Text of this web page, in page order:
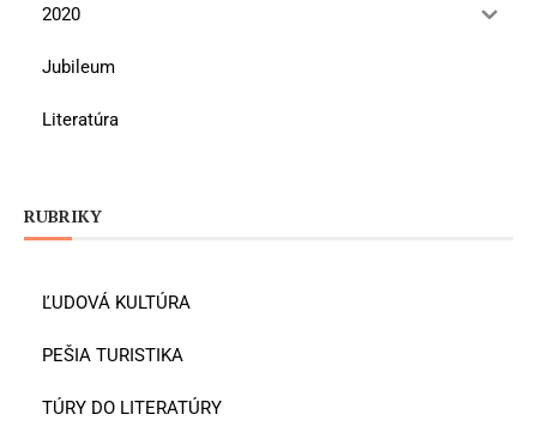
2020
Jubileum
Literatúra
RUBRIKY
ĽUDOVÁ KULTÚRA
PEŠIA TURISTIKA
TÚRY DO LITERATÚRY